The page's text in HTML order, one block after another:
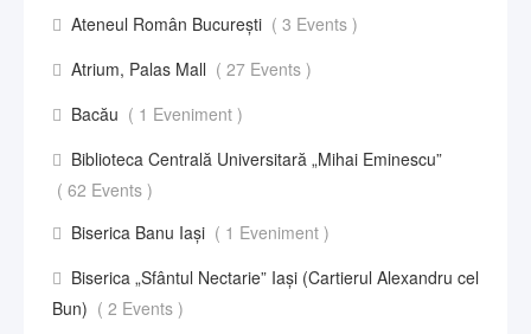
Ateneul Român București ( 3 Events )
Atrium, Palas Mall ( 27 Events )
Bacău ( 1 Eveniment )
Biblioteca Centrală Universitară „Mihai Eminescu”
( 62 Events )
Biserica Banu Iași ( 1 Eveniment )
Biserica „Sfântul Nectarie” Iaşi (Cartierul Alexandru cel
Bun) ( 2 Events )